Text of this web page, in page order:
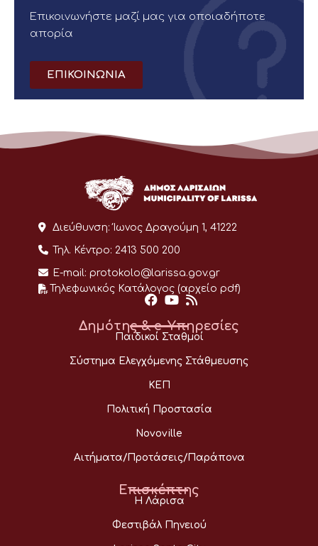
Επικοινωνήστε μαζί μας για οποιαδήποτε
απορία
ΕΠΙΚΟΙΝΩΝΙΑ
Διεύθυνση: Ίωνος Δραγούμη 1, 41222
Τηλ. Κέντρο: 2413 500 200
E-mail: protokolo@larissa.gov.gr
Τηλεφωνικός Κατάλογος (αρχείο pdf)
Δημότης & e-Υπηρεσίες
Παιδικοί Σταθμοί
Σύστημα Ελεγχόμενης Στάθμευσης
ΚΕΠ
Πολιτική Προστασία
Novoville
Αιτήματα/Προτάσεις/Παράπονα
Επισκέπτης
Η Λάρισα
Φεστιβάλ Πηνειού